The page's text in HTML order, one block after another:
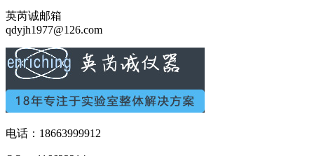
英芮诚邮箱
qdyjh1977@126.com
电话：18663999912